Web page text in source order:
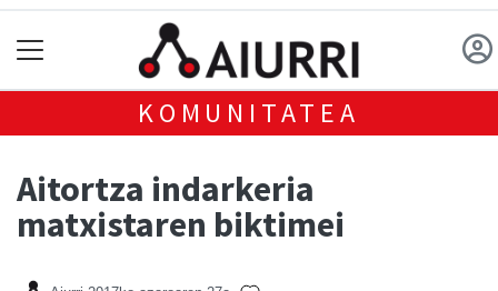
KOMUNITATEA
Aitortza indarkeria
matxistaren biktimei